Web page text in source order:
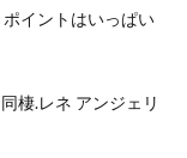
イントはいっぱい
棲.レネ アンジェリ